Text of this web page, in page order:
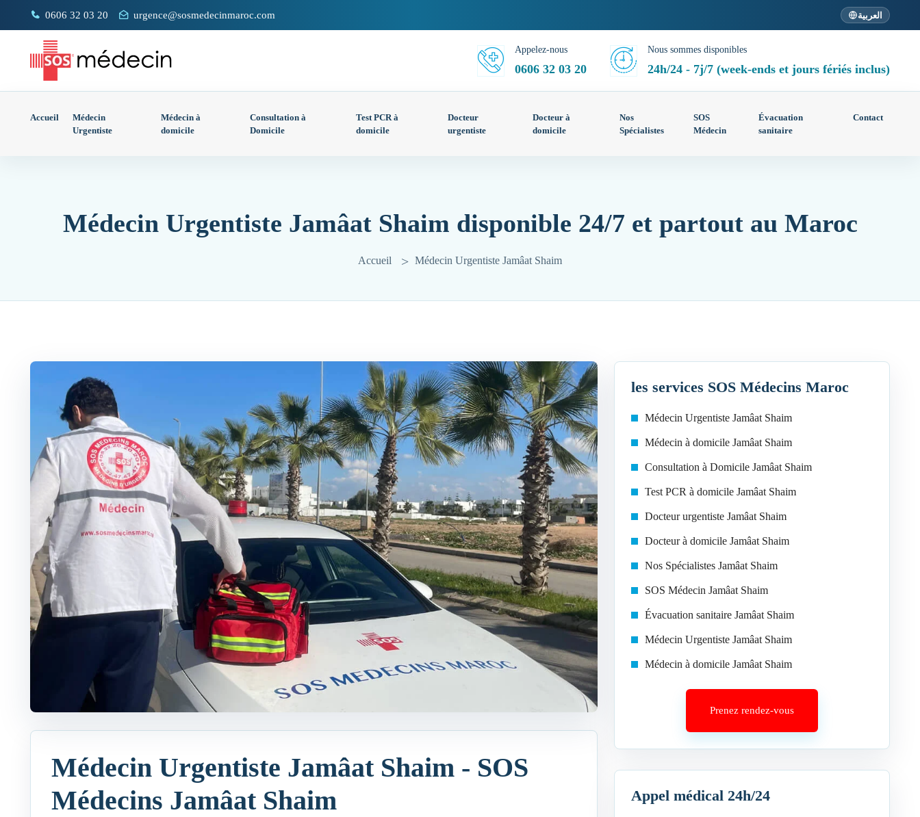
0606 32 03 20 urgence@sosmedecinmaroc.com العربية
Appelez-nous
0606 32 03 20
Nous sommes disponibles
24h/24 - 7j/7 (week-ends et jours fériés inclus)
Accueil
Médecin
Urgentiste
Médecin à
domicile
Consultation à
Domicile
Test PCR à
domicile
Docteur
urgentiste
Docteur à
domicile
Nos
Spécialistes
SOS
Médecin
Évacuation
sanitaire
Contact
Médecin Urgentiste Jamâat Shaim disponible 24/7 et partout au Maroc
Accueil Médecin Urgentiste Jamâat Shaim
Médecin Urgentiste Jamâat Shaim - SOS
Médecins Jamâat Shaim
les services SOS Médecins Maroc
Médecin Urgentiste Jamâat Shaim
Médecin à domicile Jamâat Shaim
Consultation à Domicile Jamâat Shaim
Test PCR à domicile Jamâat Shaim
Docteur urgentiste Jamâat Shaim
Docteur à domicile Jamâat Shaim
Nos Spécialistes Jamâat Shaim
SOS Médecin Jamâat Shaim
Évacuation sanitaire Jamâat Shaim
Médecin Urgentiste Jamâat Shaim
Médecin à domicile Jamâat Shaim
Prenez rendez-vous
Appel médical 24h/24